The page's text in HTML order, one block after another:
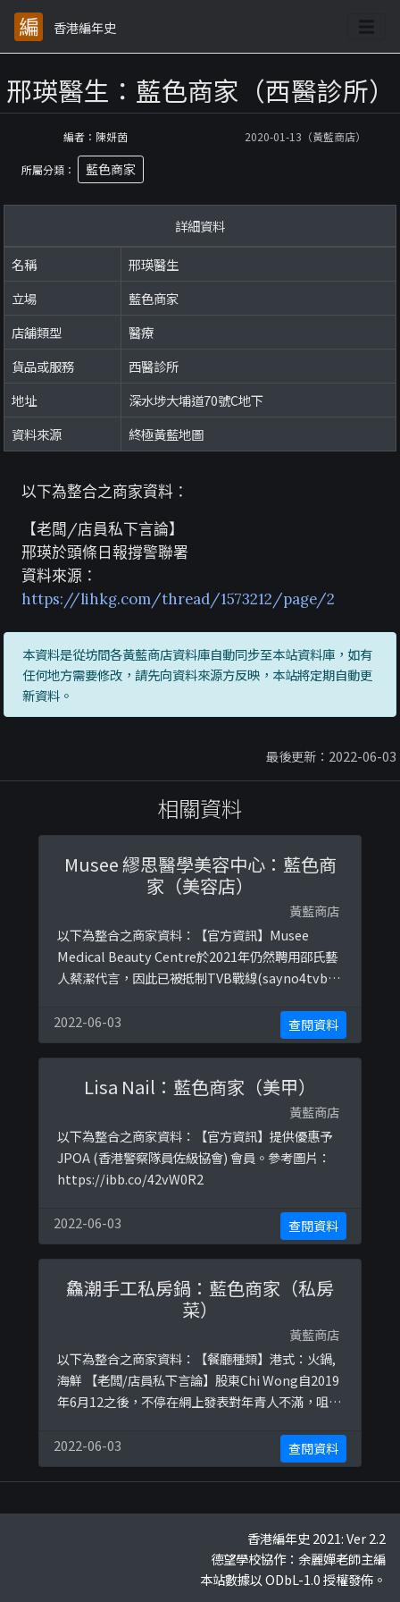
香港編年史
邢瑛醫生：藍色商家（西醫診所）
編者：陳妍茵 2020-01-13（黃藍商店）
所屬分類： 藍色商家
詳細資料
名稱
邢瑛醫生
立場
藍色商家
店舖類型
醫療
貨品或服務
西醫診所
地址
深水埗大埔道70號C地下
資料來源
終極黃藍地圖
以下為整合之商家資料：
【老闆/店員私下言論】
邢瑛於頭條日報撐警聯署
資料來源：
https://lihkg.com/thread/1573212/page/2
本資料是從坊間各黃藍商店資料庫自動同步至本站資料庫，如有
任何地方需要修改，請先向資料來源方反映，本站將定期自動更
新資料。
最後更新：2022-06-03
相關資料
Musee 繆思醫學美容中心：藍色商
家（美容店）
黃藍商店
以下為整合之商家資料：【官方資訊】Musee
Medical Beauty Centre於2021年仍然聘用邵氏藝
人蔡潔代言，因此已被抵制TVB戰線(sayno4tvb)
https://ibb.co/b2Dv8QB
2022-06-03 查閱資料
Lisa Nail：藍色商家（美甲）
黃藍商店
以下為整合之商家資料：【官方資訊】提供優惠予
JPOA (香港警察隊員佐級協會) 會員。參考圖片：
https://ibb.co/42vW0R2
2022-06-03 查閱資料
鱻潮手工私房鍋：藍色商家（私房
菜）
黃藍商店
以下為整合之商家資料：【餐廳種類】港式：火鍋,
海鮮 【老闆/店員私下言論】股東Chi Wong自2019
年6月12之後，不停在網上發表對年青人不滿，咀咒
人，而該食店會搵無線宣傳。參考圖片：
https://ibb.co/xqXhyVDhttps://ibb.co/vZk9Xnx
https://ibb.co/FJjj75q
2022-06-03 查閱資料
香港編年史 2021: Ver 2.2
德望學校協作：余麗嬋老師主編
本站數據以 ODbL-1.0 授權發佈。